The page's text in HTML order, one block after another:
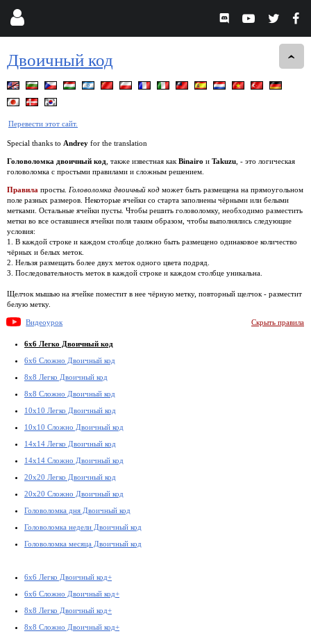
Двоичный код
Перевести этот сайт.
Special thanks to Andrey for the translation
Головоломка двоичный код , также известная как Binairo и Takuzu , - это логическая
головоломка с простыми правилами и сложным решением.
Правила просты. Головоломка двоичный код может быть размещена на прямоугольном
поле разных размеров. Некоторые ячейки со старта заполнены чёрными или белыми
метками. Остальные ячейки пусты. Чтобы решить головоломку, необходимо разместить
метки во все оставшиеся ячейки поля таким образом, чтобы выполнялись следующие
условия:
1. В каждой строке и каждом столбце должно быть размещено одинаковое количество
чёрных и белых меток.
2. Нельзя размещать более двух меток одного цвета подряд.
3. Последовательность меток в каждой строке и каждом столбце уникальна.
Щелчок мышью на ячейке поместит в нее чёрную метку, повторный щелчок - разместит
белую метку.
Видеоурок Скрыть правила
6x6 Легко Двоичный код
6x6 Сложно Двоичный код
8x8 Легко Двоичный код
8x8 Сложно Двоичный код
10x10 Легко Двоичный код
10x10 Сложно Двоичный код
14x14 Легко Двоичный код
14x14 Сложно Двоичный код
20x20 Легко Двоичный код
20x20 Сложно Двоичный код
Головоломка дня Двоичный код
Головоломка недели Двоичный код
Головоломка месяца Двоичный код
6x6 Легко Двоичный код+
6x6 Сложно Двоичный код+
8x8 Легко Двоичный код+
8x8 Сложно Двоичный код+